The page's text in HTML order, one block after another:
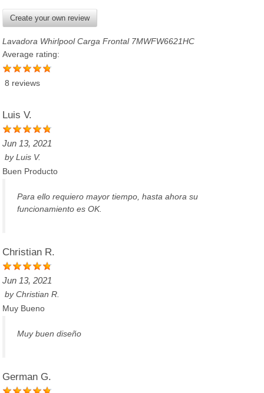
Create your own review
Lavadora Whirlpool Carga Frontal 7MWFW6621HC
Average rating:
8 reviews
Luis V.
Jun 13, 2021
byLuis V.
Buen Producto
Para ello requiero mayor tiempo, hasta ahora su
funcionamiento es OK.
Christian R.
Jun 13, 2021
byChristian R.
Muy Bueno
Muy buen diseño
German G.